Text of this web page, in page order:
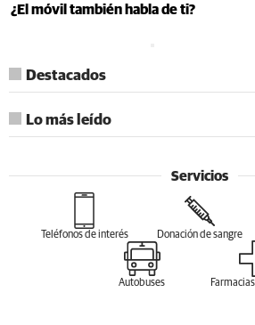
¿El móvil también habla de ti?
Destacados
Lo más leído
Servicios
Teléfonos de interés Donación de sangre
Autobuses